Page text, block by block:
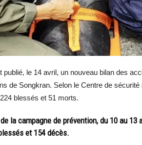
publié, le 14 avril, un nouveau bilan des
de Songkran. Selon le Centre de
blessés et 51 morts.
la campagne de prévention, du 10 au 13
et 154 décès.